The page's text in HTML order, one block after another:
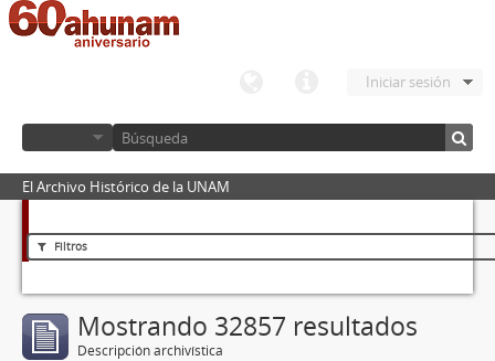
Iniciar sesión
El Archivo Histórico de la UNAM
Filtros
Mostrando 32857 resultados
Descripción archivística